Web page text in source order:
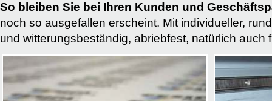
So bleiben Sie bei Ihren Kunden und
noch so ausgefallen erscheint. Mit individueller,
und witterungsbeständig, abriebfest, natürlich